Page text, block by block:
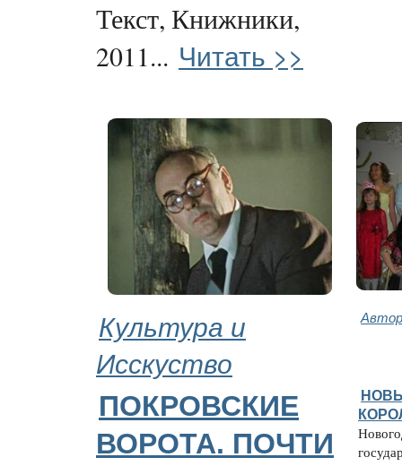
Текст, Книжники,
2011... Читать >>
Культура и
Исскуство
ПОКРОВСКИЕ
ВОРОТА. ПОЧТИ